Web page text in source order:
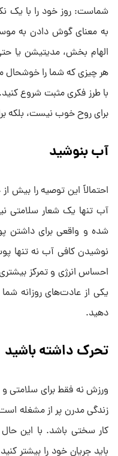
شماست: روز خود را با یک
به معنای گوش دادن به
الهام بخش، مدیتیشن یا
هر چیزی که شما را خوشحال
با طرز فکری مثبت شروع
برای روح خوب نیست،
آب بنوشید
احتمالاً این توصیه را بیش
آب تنها یک شعار
شده و واقعی برای
نوشیدن کافی آب نه تنها
احساس انرژی و تمرکز
یکی از عادت‌های روزانه
دهید.
تحرک داشته باشید
ورزش نه فقط برای سلامتی
زندگی مدرن پر از مشغله
کار سختی باشد. با این حال
باید جریان خود را بیشتر